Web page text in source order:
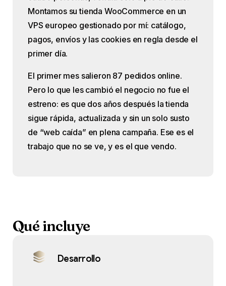
Montamos su tienda WooCommerce en un
VPS europeo gestionado por mí: catálogo,
pagos, envíos y las cookies en regla desde el
primer día.
El primer mes salieron 87 pedidos online.
Pero lo que les cambió el negocio no fue el
estreno: es que dos años después la tienda
sigue rápida, actualizada y sin un solo susto
de “web caída” en plena campaña. Ese es el
trabajo que no se ve, y es el que vendo.
Qué incluye
Desarrollo